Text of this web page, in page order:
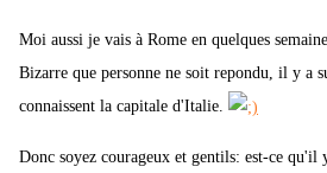
Moi aussi je vais à Rome en quelques
Bizarre que personne ne soit repondu, il y a
connaissent la capitale d'Italie.
Donc soyez courageux et gentils: est-ce qu'il